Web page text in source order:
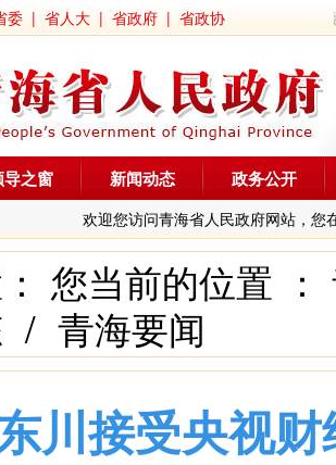
委 | 省人大 | 省政府 | 省政协
欢迎您访问青海省人民政府网站，您
导之窗 新闻动态 政务公开
您当前的位置 ：
/ 青海要闻
川接受央视